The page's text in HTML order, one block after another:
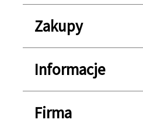
Zakupy
Informacje
Firma